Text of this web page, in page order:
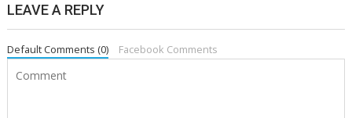
LEAVE A REPLY
Default Comments (0) Facebook Comments